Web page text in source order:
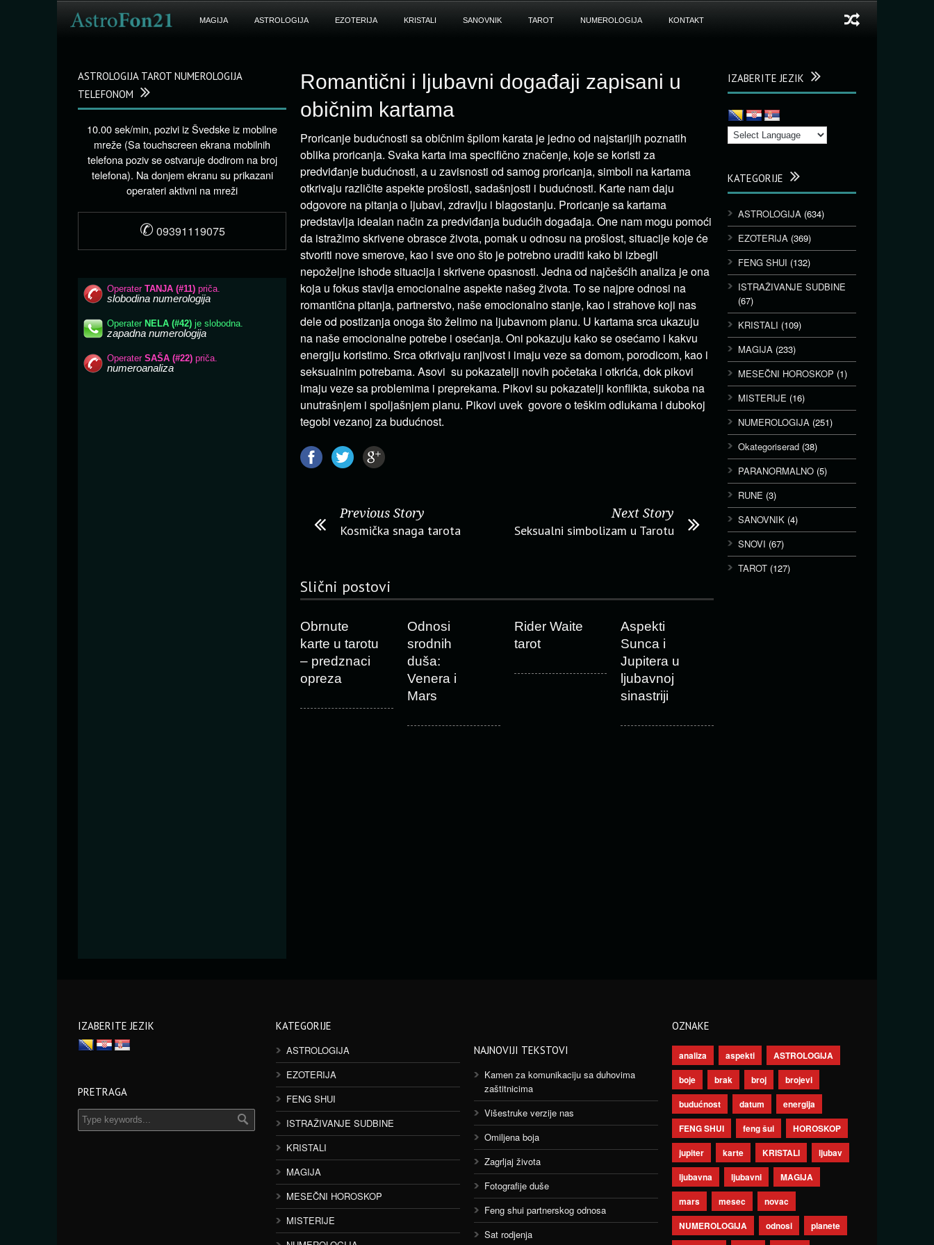
MAGIJA ASTROLOGIJA EZOTERIJA KRISTALI SANOVNIK TAROT NUMEROLOGIJA KONTAKT
Romantični i ljubavni događaji zapisani u
običnim kartama
Proricanje budućnosti sa običnim špilom karata je jedno od najstarijih poznatih
oblika proricanja. Svaka karta ima specifično značenje, koje se koristi za
predviđanje budućnosti, a u zavisnosti od samog proricanja, simboli na kartama
otkrivaju različite aspekte prošlosti, sadašnjosti i budućnosti. Karte nam daju
odgovore na pitanja o ljubavi, zdravlju i blagostanju. Proricanje sa kartama
predstavlja idealan način za predviđanja budućih događaja. One nam mogu pomoći
da istražimo skrivene obrasce života, pomak u odnosu na prošlost, situacije koje će
stvoriti nove smerove, kao i sve ono što je potrebno uraditi kako bi izbegli
nepoželjne ishode situacija i skrivene opasnosti. Jedna od najčešćih analiza je ona
koja u fokus stavlja emocionalne aspekte našeg života. To se najpre odnosi na
romantična pitanja, partnerstvo, naše emocionalno stanje, kao i strahove koji nas
dele od postizanja onoga što želimo na ljubavnom planu. U kartama srca ukazuju
na naše emocionalne potrebe i osećanja. Oni pokazuju kako se osećamo i kakvu
energiju koristimo. Srca otkrivaju ranjivost i imaju veze sa domom, porodicom, kao i
seksualnim potrebama. Asovi su pokazatelji novih početaka i otkrića, dok pikovi
imaju veze sa problemima i preprekama. Pikovi su pokazatelji konflikta, sukoba na
unutrašnjem i spoljašnjem planu. Pikovi uvek govore o teškim odlukama i dubokoj
tegobi vezanoj za budućnost.
Previous Story
Kosmička snaga tarota
Next Story
Seksualni simbolizam u Tarotu
Slični postovi
Obrnute
karte u tarotu
– predznaci
opreza
Odnosi
srodnih
duša:
Venera i
Mars
Rider Waite
tarot
Aspekti
Sunca i
Jupitera u
ljubavnoj
sinastriji
IZABERITE JEZIK
KATEGORIJE
ASTROLOGIJA (634)
EZOTERIJA (369)
FENG SHUI (132)
ISTRAŽIVANJE SUDBINE
(67)
KRISTALI (109)
MAGIJA (233)
MESEČNI HOROSKOP (1)
MISTERIJE (16)
NUMEROLOGIJA (251)
Okategoriserad (38)
PARANORMALNO (5)
RUNE (3)
SANOVNIK (4)
SNOVI (67)
TAROT (127)
ASTROLOGIJA TAROT NUMEROLOGIJA
TELEFONOM
10.00 sek/min, pozivi iz Švedske iz mobilne
mreže (Sa touchscreen ekrana mobilnih
telefona poziv se ostvaruje dodirom na broj
telefona). Na donjem ekranu su prikazani
operateri aktivni na mreži
✆ 09391119075
IZABERITE JEZIK
PRETRAGA
KATEGORIJE
ASTROLOGIJA
EZOTERIJA
FENG SHUI
ISTRAŽIVANJE SUDBINE
KRISTALI
MAGIJA
MESEČNI HOROSKOP
MISTERIJE
NAJNOVIJI TEKSTOVI
Kamen za komunikaciju sa duhovima
zaštitnicima
Višestruke verzije nas
Omiljena boja
Zagrljaj života
Fotografije duše
Feng shui partnerskog odnosa
Sat rodjenja
OZNAKE
analiza aspekti
ASTROLOGIJA
boje
brak broj
brojevi
budućnost
datum
energija
FENG SHUI
feng šui
HOROSKOP
jupiter
karte KRISTALI
ljubav
ljubavna
ljubavni
MAGIJA
mars
mesec
novac
NUMEROLOGIJA
odnosi
planete